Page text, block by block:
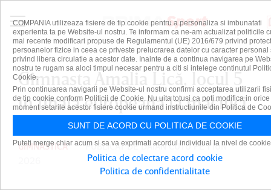
Gimnasta Amalia Lică, locul 5
în finala europeană la măciuci
GIMNASTICA PUBLICAT DEDAIAN CUTUPE 1 IUN
COMPANIA utilizeaza fisiere de tip cookie pentru a personaliza si imbunatati
experienta ta pe Website-ul nostru. Te informam ca ne-am actualizat politicile
mai recente modificari propuse de Regulamentul (UE) 2016/679 privind
persoanelor fizice in ceea ce priveste prelucrarea datelor cu caracter personal
privind libera circulatie a acestor date. Inainte de a continua navigarea pe
nostru te rugam sa aloci timpul necesar pentru a citi si intelege continutul
Cookie.
Prin continuarea navigarii pe Website-ul nostru confirmi acceptarea utilizarii
de tip cookie conform Politicii de Cookie. Nu uita totusi ca poti modifica in orice
moment setarile acestor fisiere cookie urmand instructiunile din Politica de
SUNT DE ACORD CU POLITICA DE COOKIE
Puteti merge chiar acum si sa va exprimati acordul individual la nivel de
Politica de colectare acord cookie
Politica de confidentialitate